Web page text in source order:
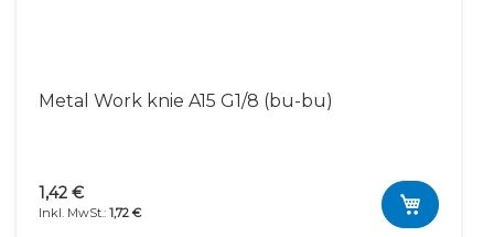
Metal Work knie A15 G1/8 (bu-bu)
1,72 €
1,42 €